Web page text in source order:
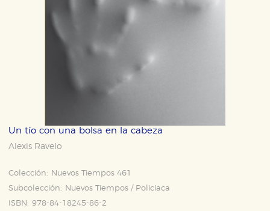
Un tío con una bolsa en la cabeza
Alexis Ravelo
Colección:
Nuevos Tiempos 461
Subcolección:
Nuevos Tiempos / Policiaca
ISBN: 978-84-18245-86-2